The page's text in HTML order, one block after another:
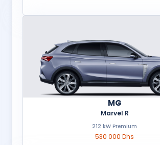
MG
Marvel R
212 kW Premium
530 000 Dhs